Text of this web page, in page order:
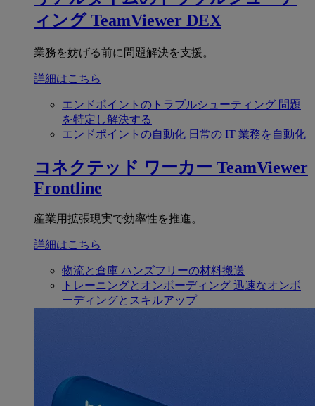
ィング TeamViewer DEX
業務を妨げる前に問題解決を支援。
詳細はこちら
エンドポイントのトラブルシューティング 問題
を特定し解決する
エンドポイントの自動化 日常の IT 業務を自動化
コネクテッド ワーカー TeamViewer
Frontline
産業用拡張現実で効率性を推進。
詳細はこちら
物流と倉庫 ハンズフリーの材料搬送
トレーニングとオンボーディング 迅速なオンボ
ーディングとスキルアップ